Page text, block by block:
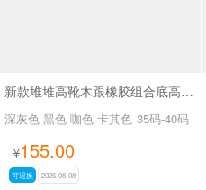
新款堆堆高靴木跟橡胶组合底高靴SA3039
深灰色 黑色 咖色 卡其色 35码-40码
¥155.00
可退换 2026-08-08